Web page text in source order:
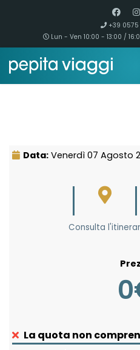
+39
Lun - Ven 10:00 - 13:00 /
Data: Venerdì 07 Agosto
Consulta
La quota non